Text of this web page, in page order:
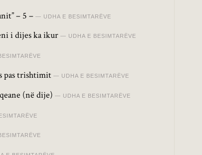
– 5 – UDHA E BESIMTARËVE
i dijes ka ikur UDHA E BESIMTARËVE
pas trishtimit UDHA E BESIMTARËVE
(në dije) UDHA E BESIMTARËVE